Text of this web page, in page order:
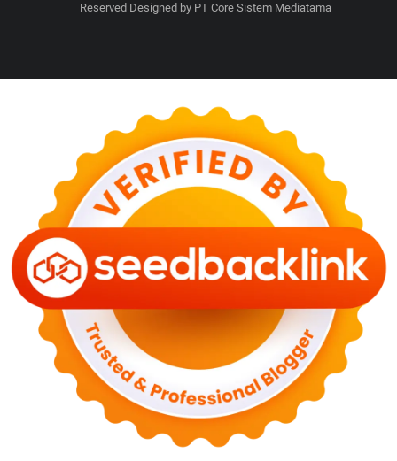
Reserved Designed by PT Core Sistem Mediatama